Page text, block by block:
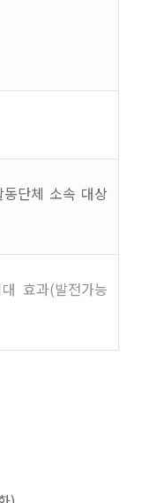
단체 소속 대상
효과(발전가능